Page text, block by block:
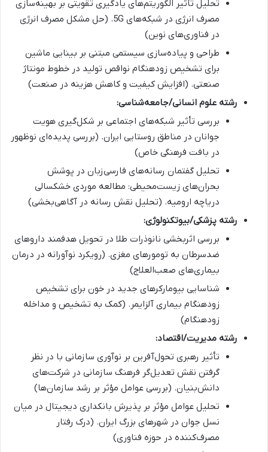
تحلیل تأثیر الگوریتم‌های یادگیری تقویتی بر بهینه‌سازی
مصرف انرژی در شبکه‌های 5G. (حل مشکل مصرف انرژی
در فناوری‌های نوین)
طراحی و پیاده‌سازی سیستمی مبتنی بر بینایی ماشین
برای تشخیص زودهنگام نواقص تولید در خطوط مونتاژ
صنعتی. (افزایش کیفیت و کاهش هزینه در صنعت)
رشته علوم انسانی/جامعه‌شناسی:
بررسی تأثیر شبکه‌های اجتماعی بر شکل‌گیری هویت
جوانان در مناطق روستایی ایران. (بررسی پدیده‌ای نوظهور
در بافت فرهنگی خاص)
تحلیل گفتمان رسانه‌های فارسی‌زبان در پوشش
بحران‌های زیست‌محیطی: مطالعه موردی خشکسالی
دریاچه ارومیه. (تحلیل نقش رسانه در آگاهی‌بخشی)
رشته پزشکی/بیوتکنولوژی:
بررسی اثربخشی نانوذرات طلا در تحویل هدفمند داروهای
ضدسرطان به تومورهای مغزی. (رویکرد نوآورانه در درمان
بیماری‌های صعب‌العلاج)
شناسایی بیومارکرهای جدید در خون برای تشخیص
زودهنگام بیماری آلزایمر. (کمک به تشخیص و مداخله
زودهنگام)
رشته مدیریت/اقتصاد:
تأثیر رهبری تحول‌آفرین بر نوآوری سازمانی با در نظر
گرفتن نقش تعدیل‌گر فرهنگ سازمانی در شرکت‌های
دانش‌بنیان. (بررسی عوامل مؤثر بر رشد سازمان‌ها)
تحلیل عوامل مؤثر بر پذیرش بانکداری دیجیتال در میان
نسل جوان در شهرهای بزرگ ایران. (درک رفتار
مصرف‌کننده در حوزه فناوری)